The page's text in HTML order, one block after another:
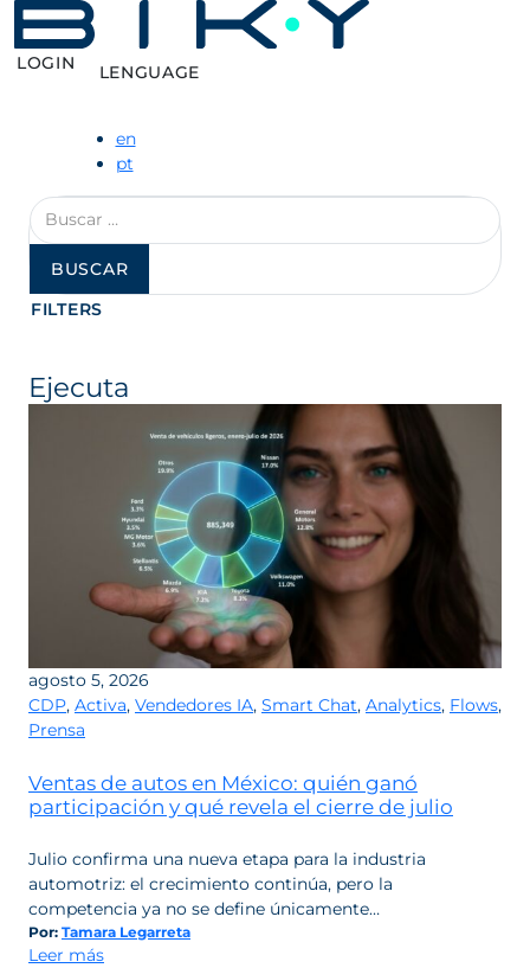
LOGIN LENGUAGE
en
pt
Buscar:
FILTERS
Ejecuta
agosto 5, 2026
CDP, Activa, Vendedores IA, Smart Chat, Analytics, Flows,
Prensa
Ventas de autos en México: quién ganó
participación y qué revela el cierre de julio
Julio confirma una nueva etapa para la industria
automotriz: el crecimiento continúa, pero la
competencia ya no se define únicamente…
Por: Tamara Legarreta
Leer más: